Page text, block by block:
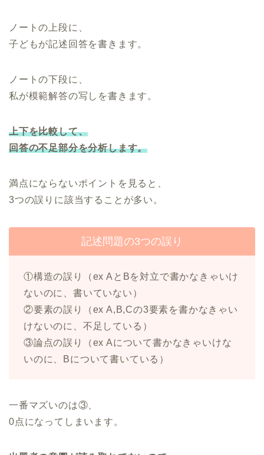
ノートの上段に、
子どもが記述回答を書きます。
ノートの下段に、
私が模範解答の写しを書きます。
上下を比較して、
回答の不足部分を分析します。
満点にならないポイントを見ると、
3つの誤りに該当することが多い。
記述問題の3つの誤り
①構造の誤り（ex AとBを対立で書かなきゃいけ
ないのに、書いていない）
②要素の誤り（ex A,B,Cの3要素を書かなきゃい
けないのに、不足している）
③論点の誤り（ex Aについて書かなきゃいけな
いのに、Bについて書いている）
一番マズいのは③、
0点になってしまいます。